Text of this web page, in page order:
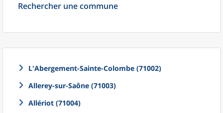
Rechercher une commune
L'Abergement-Sainte-Colombe (71002)
Allerey-sur-Saône (71003)
Allériot (71004)